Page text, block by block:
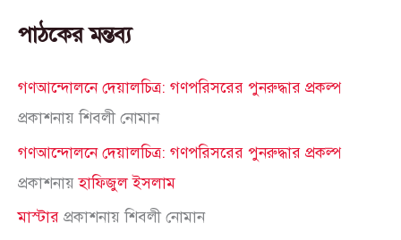
পাঠকের মন্তব্য
গণআন্দোলনে দেয়ালচিত্র: গণপরিসরের পুনরুদ্ধার প্রকল্প
প্রকাশনায়শিবলী নোমান
গণআন্দোলনে দেয়ালচিত্র: গণপরিসরের পুনরুদ্ধার প্রকল্প
প্রকাশনায়হাফিজুল ইসলাম
মাস্টার প্রকাশনায়শিবলী নোমান